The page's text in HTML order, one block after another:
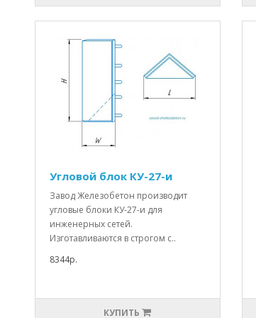
Угловой блок КУ-27-и
Завод Железобетон производит
угловые блоки КУ-27-и для
инженерных сетей.
Изготавливаются в строгом с..
8344р.
КУПИТЬ